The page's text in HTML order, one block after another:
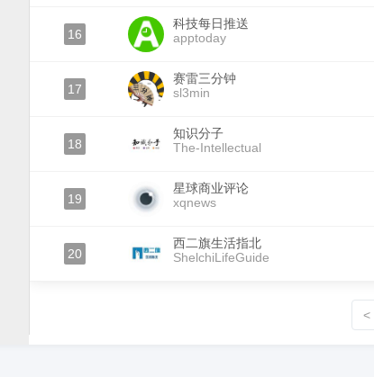
16
科技每日推送
apptoday
17
赛雷三分钟
sl3min
18
知识分子
The-Intellectual
19
星球商业评论
xqnews
20
西二旗生活指北
ShelchiLifeGuide
<